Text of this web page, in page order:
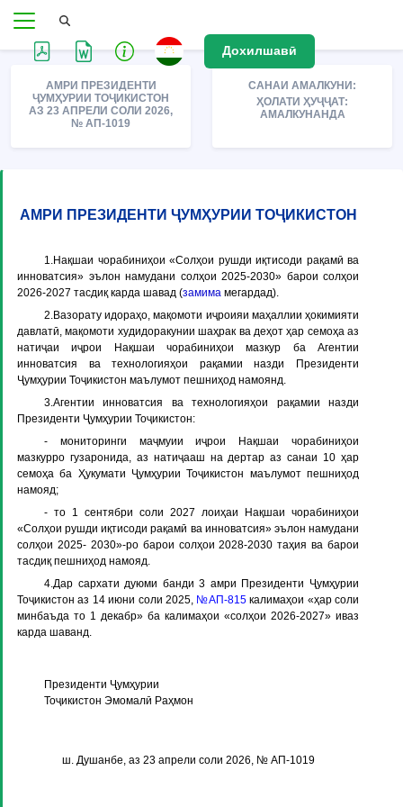
Дохилшавӣ
АМРИ ПРЕЗИДЕНТИ
ҶУМҲУРИИ ТОҶИКИСТОН
АЗ 23 АПРЕЛИ СОЛИ 2026,
№ АП-1019
САНАИ АМАЛКУНИ:
ҲОЛАТИ ҲУҶҶАТ:
АМАЛКУНАНДА
АМРИ ПРЕЗИДЕНТИ ҶУМҲУРИИ ТОҶИКИСТОН
1.Нақшаи чорабиниҳои «Солҳои рушди иқтисоди рақамӣ ва
инноватсия» эълон намудани солҳои 2025-2030» барои солҳои
2026-2027 тасдиқ карда шавад (замима мегардад).
2.Вазорату идораҳо, мақомоти иҷроияи маҳаллии ҳокимияти
давлатӣ, мақомоти худидоракунии шаҳрак ва деҳот ҳар семоҳа аз
натиҷаи иҷрои Нақшаи чорабиниҳои мазкур ба Агентии
инноватсия ва технологияҳои рақамии назди Президенти
Ҷумҳурии Тоҷикистон маълумот пешниҳод намоянд.
3.Агентии инноватсия ва технологияҳои рақамии назди
Президенти Ҷумҳурии Тоҷикистон:
- мониторинги маҷмуии иҷрои Нақшаи чорабиниҳои
мазкурро гузаронида, аз натиҷааш на дертар аз санаи 10 ҳар
семоҳа ба Ҳукумати Ҷумҳурии Тоҷикистон маълумот пешниҳод
намояд;
- то 1 сентябри соли 2027 лоиҳаи Нақшаи чорабиниҳои
«Солҳои рушди иқтисоди рақамӣ ва инноватсия» эълон намудани
солҳои 2025- 2030»-ро барои солҳои 2028-2030 таҳия ва барои
тасдиқ пешниҳод намояд.
4.Дар сархати дуюми банди 3 амри Президенти Ҷумҳурии
Тоҷикистон аз 14 июни соли 2025, №АП-815калимаҳои «ҳар соли
минбаъда то 1 декабр» ба калимаҳои «солҳои 2026-2027» иваз
карда шаванд.
Президенти Ҷумҳурии
Тоҷикистон Эмомалӣ Раҳмон
ш. Душанбе, аз 23 апрели соли 2026, № АП-1019